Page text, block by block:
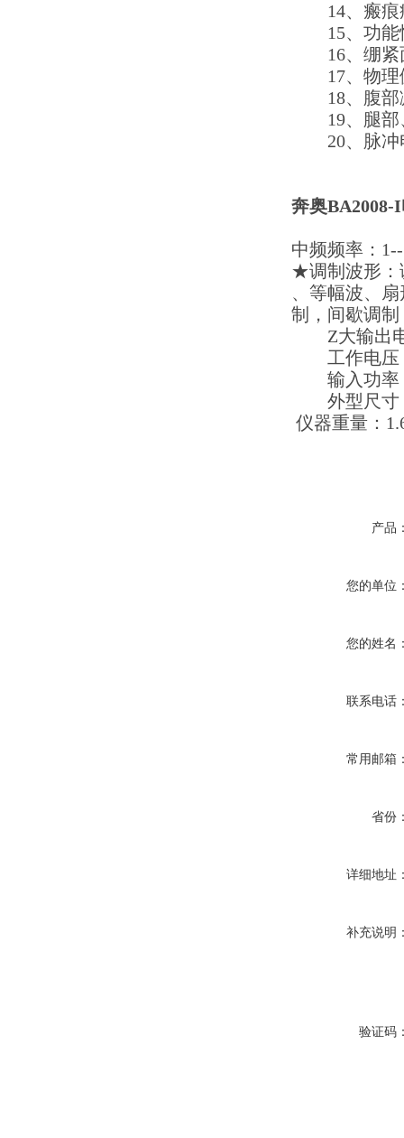
14、瘢
15、功
16、绷
17、物
18、腹
19、腿
20、脉
奔奥BA2008-
中频频率： 1--
★调制波形：
、等幅波、
制，间歇调
Z大输出电
工作电压
输入功率
外型尺寸
仪器重量：
产品
您的单位
您的姓名
联系电话
常用邮箱
省份
详细地址
补充说明
验证码